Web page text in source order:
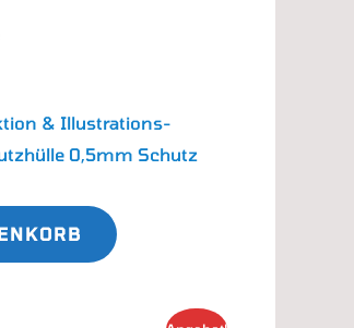
& Illustrations-
0,5mm Schutz